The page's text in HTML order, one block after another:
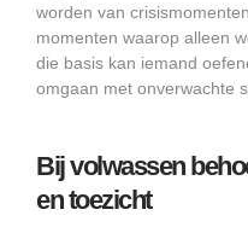
worden van
momenten waarop alleen
die basis kan iemand
omgaan met onverwachte
Bij volwassen
en toezicht